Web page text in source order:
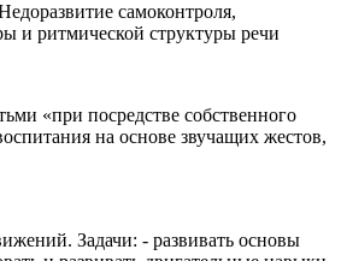
самоконтроля,
и ритмической структуры речи
«при посредстве собственного
на основе звучащих жестов,
Задачи: - развивать основы